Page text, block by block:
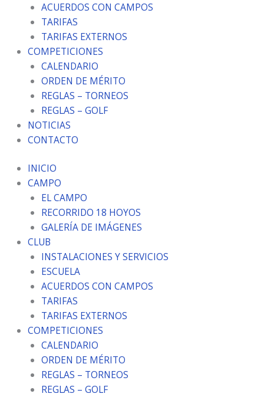
ACUERDOS CON CAMPOS
TARIFAS
TARIFAS EXTERNOS
COMPETICIONES
CALENDARIO
ORDEN DE MÉRITO
REGLAS – TORNEOS
REGLAS – GOLF
NOTICIAS
CONTACTO
INICIO
CAMPO
EL CAMPO
RECORRIDO 18 HOYOS
GALERÍA DE IMÁGENES
CLUB
INSTALACIONES Y SERVICIOS
ESCUELA
ACUERDOS CON CAMPOS
TARIFAS
TARIFAS EXTERNOS
COMPETICIONES
CALENDARIO
ORDEN DE MÉRITO
REGLAS – TORNEOS
REGLAS – GOLF